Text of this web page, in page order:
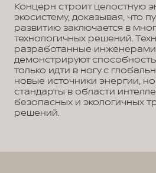
Концерн строит целостную
экосистему, доказывая, что
развитию заключается в
технологичных решений.
разработанные инженерами
демонстрируют
только идти в ногу с
новые источники энергии,
стандарты в области
безопасных и экологичных
решений.